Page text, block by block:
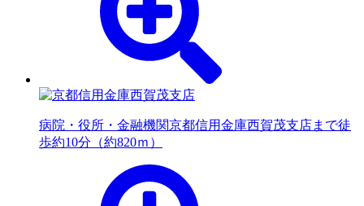
病院・役所・金融機関京都信用金庫西賀茂支店まで徒
歩約10分（約820ｍ）